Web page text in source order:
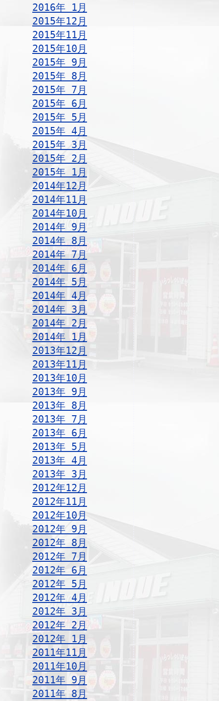
2016年 1月
2015年12月
2015年11月
2015年10月
2015年 9月
2015年 8月
2015年 7月
2015年 6月
2015年 5月
2015年 4月
2015年 3月
2015年 2月
2015年 1月
2014年12月
2014年11月
2014年10月
2014年 9月
2014年 8月
2014年 7月
2014年 6月
2014年 5月
2014年 4月
2014年 3月
2014年 2月
2014年 1月
2013年12月
2013年11月
2013年10月
2013年 9月
2013年 8月
2013年 7月
2013年 6月
2013年 5月
2013年 4月
2013年 3月
2012年12月
2012年11月
2012年10月
2012年 9月
2012年 8月
2012年 7月
2012年 6月
2012年 5月
2012年 4月
2012年 3月
2012年 2月
2012年 1月
2011年11月
2011年10月
2011年 9月
2011年 8月